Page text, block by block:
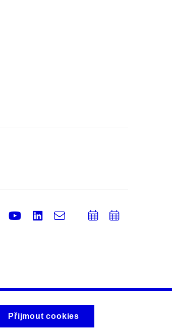
Youtube
LinkedIn
e-
PřidatPřidat
Přijmout cookies